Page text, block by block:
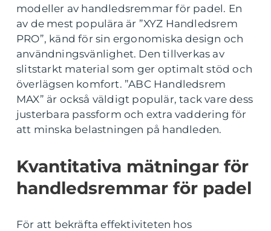
modeller av handledsremmar för padel. En
av de mest populära är ”XYZ Handledsrem
PRO”, känd för sin ergonomiska design och
användningsvänlighet. Den tillverkas av
slitstarkt material som ger optimalt stöd och
överlägsen komfort. ”ABC Handledsrem
MAX” är också väldigt populär, tack vare dess
justerbara passform och extra vaddering för
att minska belastningen på handleden.
Kvantitativa mätningar för
handledsremmar för padel
För att bekräfta effektiviteten hos